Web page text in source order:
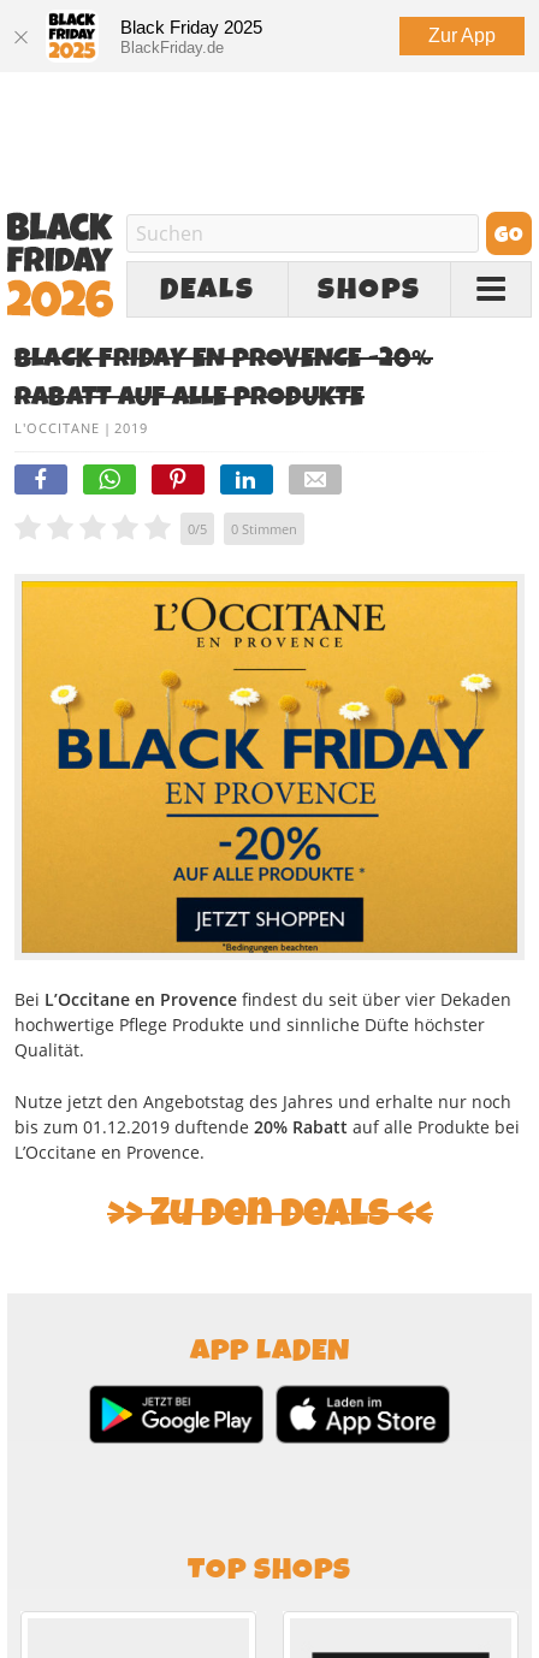
Black Friday 2025
BlackFriday.de
Zur App
DEALS SHOPS
BLACK FRIDAY EN PROVENCE -20%
RABATT AUF ALLE PRODUKTE
L'OCCITANE | 2019
0/5 0 Stimmen
Bei L’Occitane en Provence findest du seit über vier Dekaden
hochwertige Pflege Produkte und sinnliche Düfte höchster
Qualität.
Nutze jetzt den Angebotstag des Jahres und erhalte nur noch
bis zum 01.12.2019 duftende 20% Rabatt auf alle Produkte bei
L’Occitane en Provence.
Zu den Deals
APP LADEN
TOP SHOPS